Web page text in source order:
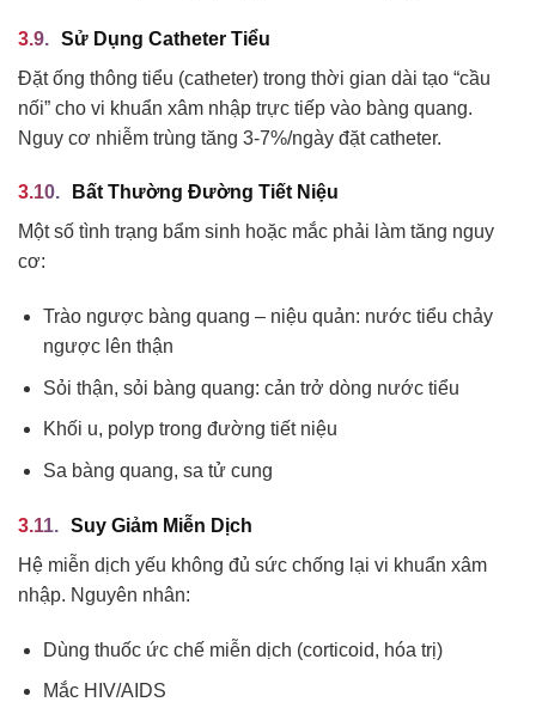
Sử Dụng Catheter Tiểu
Đặt ống thông tiểu (catheter) trong thời gian dài tạo “cầu
nối” cho vi khuẩn xâm nhập trực tiếp vào bàng quang.
Nguy cơ nhiễm trùng tăng 3-7%/ngày đặt catheter.
Bất Thường Đường Tiết Niệu
Một số tình trạng bẩm sinh hoặc mắc phải làm tăng nguy
cơ:
Trào ngược bàng quang – niệu quản: nước tiểu chảy
ngược lên thận
Sỏi thận, sỏi bàng quang: cản trở dòng nước tiểu
Khối u, polyp trong đường tiết niệu
Sa bàng quang, sa tử cung
Suy Giảm Miễn Dịch
Hệ miễn dịch yếu không đủ sức chống lại vi khuẩn xâm
nhập. Nguyên nhân:
Dùng thuốc ức chế miễn dịch (corticoid, hóa trị)
Mắc HIV/AIDS